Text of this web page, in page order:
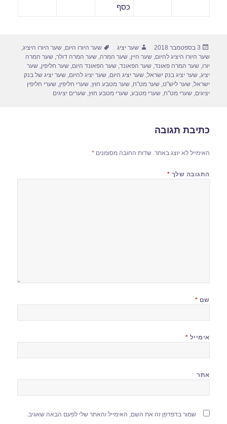
כסף
פורסם
בתאריך
3 בספטמבר 2018 מחבר
שער יציג תגיות
שער היורו היום,שער היורו היציג,
שער היורו היציג להיום,שער היין,שער המרה,שער המרה דולר,שער המרה
יורו,שער המרה פאונד,שער הפאונד,שער הפאונד היום,שער חליפין,שער
יציג,שער יציג בנק ישראל,שער יציג היום,שער יציג להיום,שער יציג של בנק
ישראל,שער ליש"ט,שער מט"ח,שער מטבע חוץ,שערי חליפין,שערי חליפין
יציגים,שערי מט"ח,שערי מטבע,שערי מטבע חוץ,שערים יציגים
כתיבת תגובה
האימייל לא יוצג באתר. שדות החובה מסומנים*
התגובה שלך *
שם *
אימייל *
אתר
שמור בדפדפן זה את השם, האימייל והאתר שלי לפעם הבאה שאגיב.